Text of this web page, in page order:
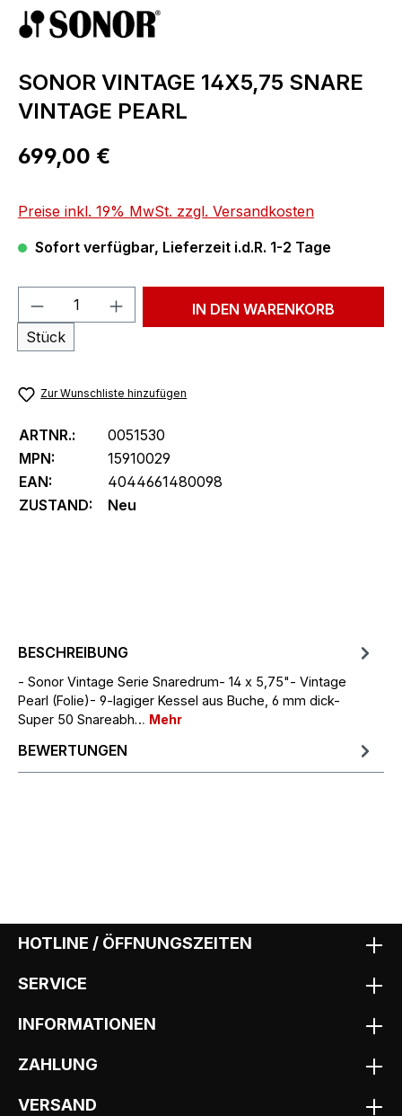
SONOR VINTAGE 14X5,75 SNARE
VINTAGE PEARL
Regulärer Preis:
699,00 €
Preise inkl. 19% MwSt. zzgl. Versandkosten
Sofort verfügbar, Lieferzeit i.d.R. 1-2 Tage
Produkt Anzahl: Gib den
Stück
IN DEN WARENKORB
Zur Wunschliste hinzufügen
ARTNR.:
0051530
MPN:
15910029
EAN:
4044661480098
ZUSTAND:
Neu
BESCHREIBUNG
- Sonor Vintage Serie Snaredrum- 14 x 5,75"- Vintage
Pearl (Folie)- 9-lagiger Kessel aus Buche, 6 mm dick-
Super 50 Snareabh… Mehr
BEWERTUNGEN
HOTLINE / ÖFFNUNGSZEITEN
SERVICE
INFORMATIONEN
ZAHLUNG
VERSAND